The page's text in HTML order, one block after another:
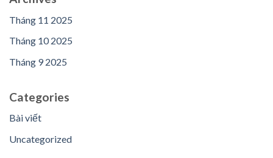
Tháng 11 2025
Tháng 10 2025
Tháng 9 2025
Categories
Bài viết
Uncategorized